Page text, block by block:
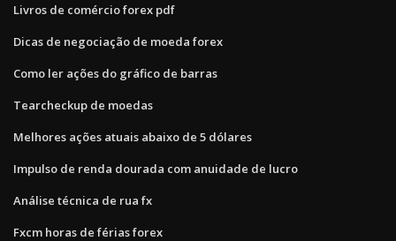
Livros de comércio forex pdf
Dicas de negociação de moeda forex
Como ler ações do gráfico de barras
Tearcheckup de moedas
Melhores ações atuais abaixo de 5 dólares
Impulso de renda dourada com anuidade de lucro
Análise técnica de rua fx
Fxcm horas de férias forex